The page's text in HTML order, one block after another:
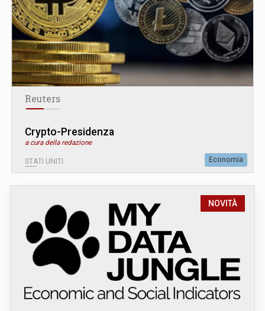
Reuters
Crypto-Presidenza
a cura della redazione
STATI UNITI Economia
NOVITÀ